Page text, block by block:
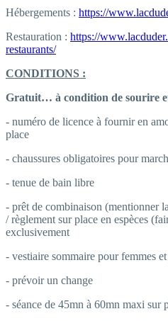
Hébergements : https://
Restauration : https://
restaurants/
CONDITIONS :
Gratuit… à condition de sourire
- numéro de licence à fournir en
place
- chaussures obligatoires pour
- tenue de bain libre
- prêt de combinaison (mentionner
/ règlement sur place en espèces
exclusivement
- vestiaire sommaire pour femmes
- prévoir un change
- séance de 45mn à 60mn maxi sur